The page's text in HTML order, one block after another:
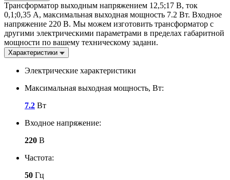
Трансформатор выходным напряжением 12,5;17 В, ток
0,1;0,35 А, максимальная выходная мощность 7.2 Вт. Входное
напряжение 220 В. Мы можем изготовить трансформатор с
другими электрическими параметрами в пределах габаритной
мощности по вашему техническому задани.
Характеристики
Электрические характеристики
Максимальная выходная мощность, Вт:
7.2 Вт
Входное напряжение:
220 В
Частота:
50 Гц